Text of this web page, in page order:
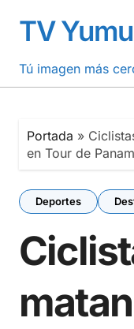
contenido
TV
Tú imagen más
Portada »
en Tour de
Deportes